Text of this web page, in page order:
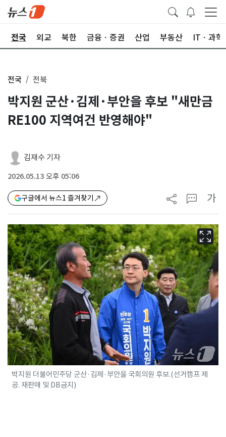
전국 외교 북한 금융ㆍ증권 산업 부동산 ITㆍ과학
전국 전북
박지원 군산·김제·부안을 후보 "새만금
RE100 지역여건 반영해야"
김재수 기자
2026.05.13 오후 05:06
구글에서 뉴스1 즐겨찾기 가
박지원 더불어민주당 군산·김제·부안을 국회의원 후보.(선거캠프 제
공. 재판매 및 DB금지)